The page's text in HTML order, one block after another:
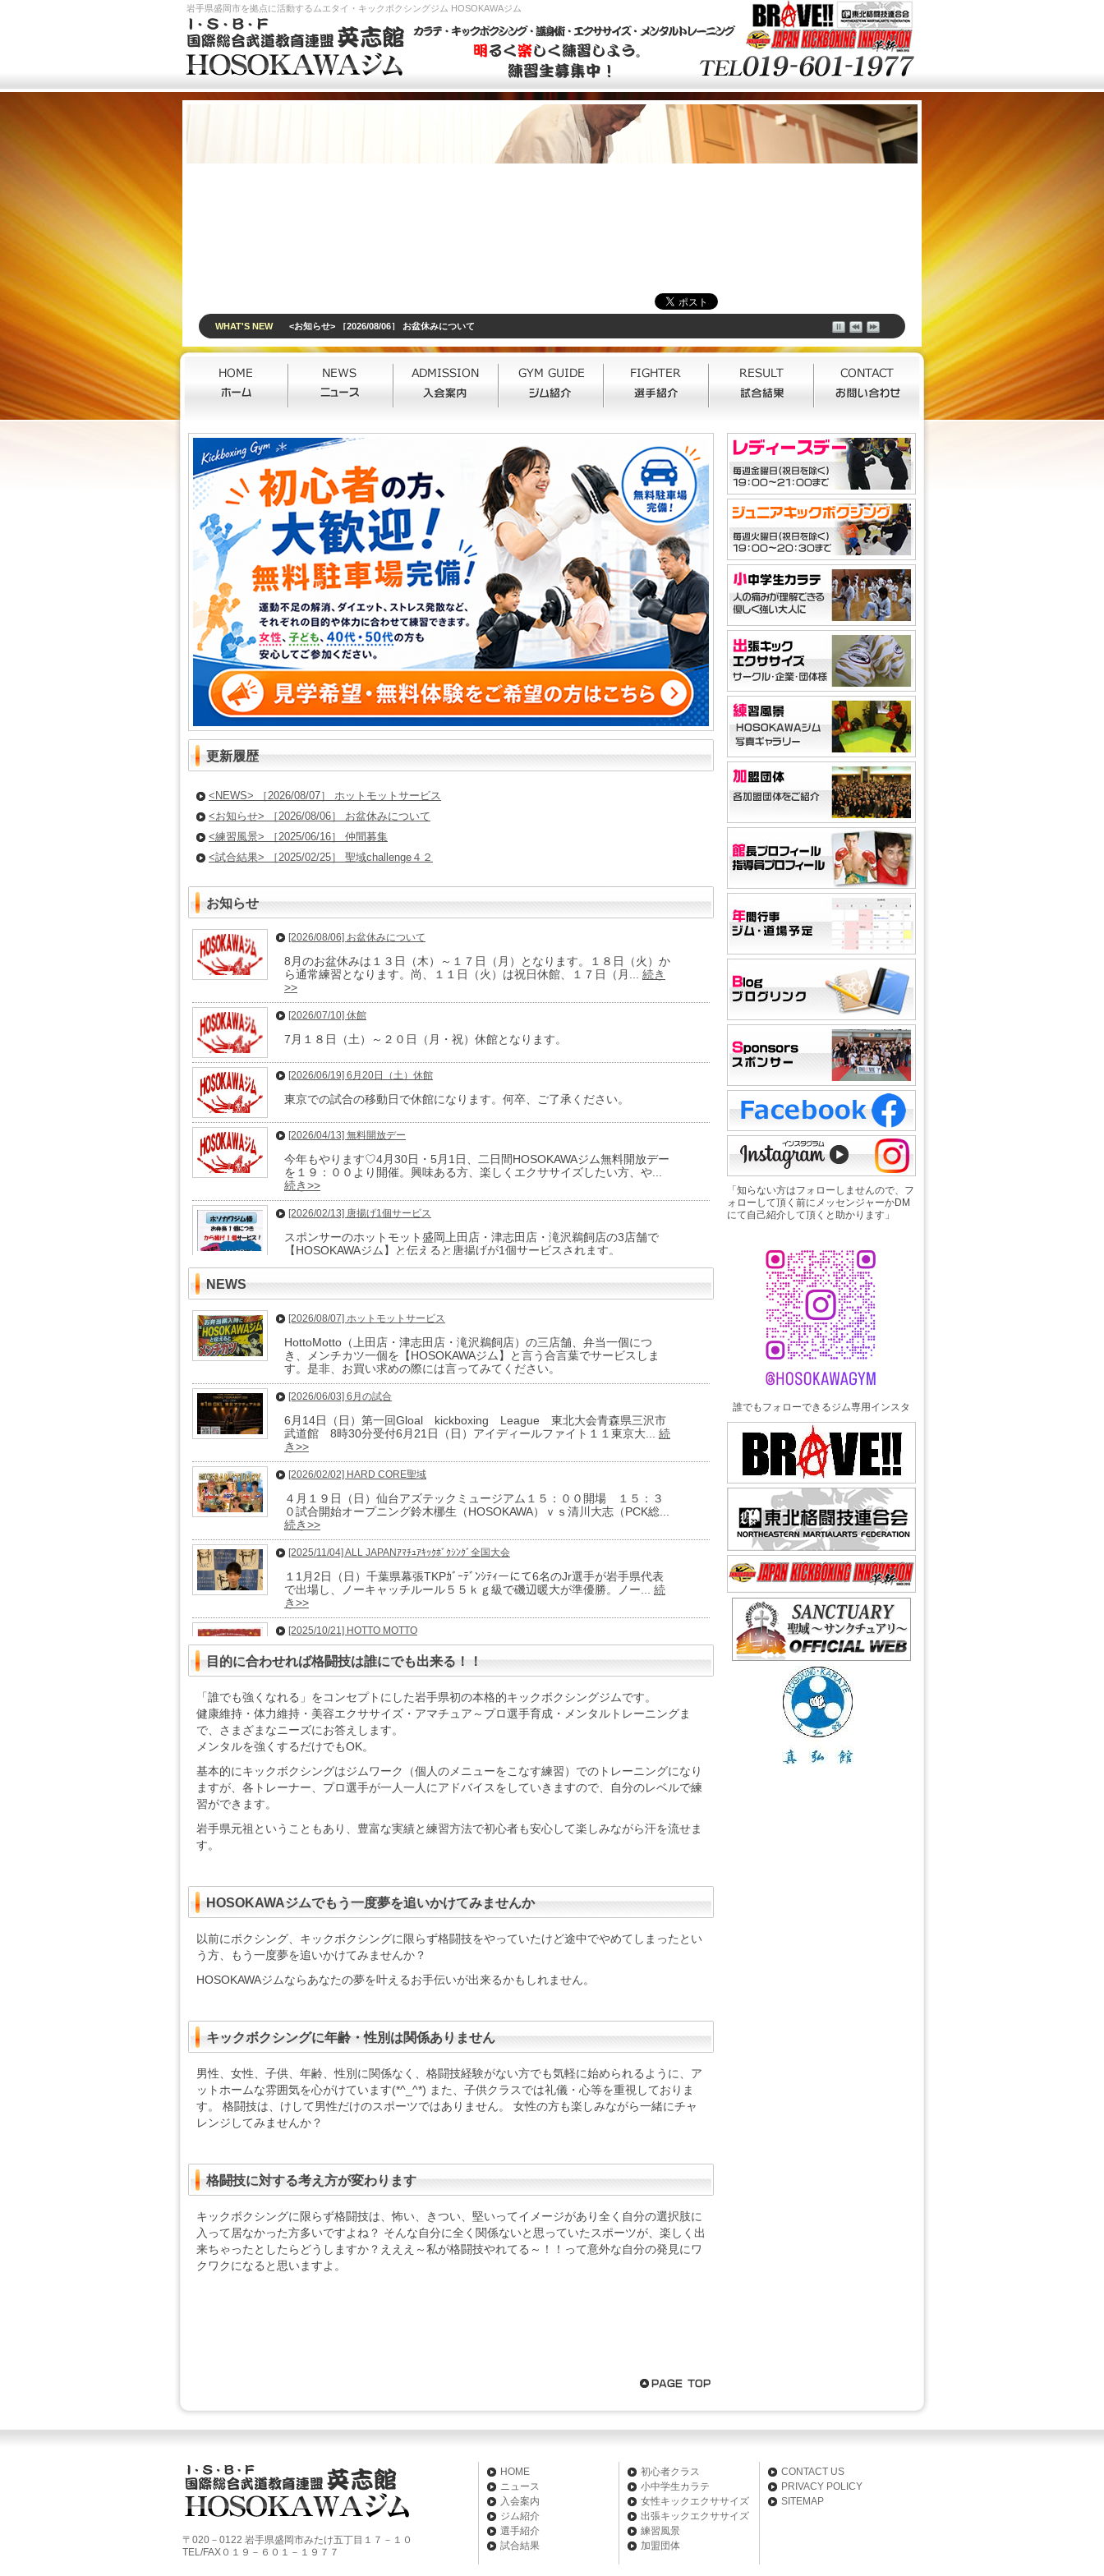
岩手県盛岡市を拠点に活動するムエタイ・キックボクシングジム HOSOKAWAジム
WHAT'S NEW <お知らせ> ［2026/08/06］ お盆休みについて
「知らない方はフォローしませんので、フ
ォローして頂く前にメッセンジャーかDM
にて自己紹介して頂くと助かります」
誰でもフォローできるジム専用インスタ
更新履歴
<NEWS> ［2026/08/07］ ホットモットサービス
<お知らせ> ［2026/08/06］ お盆休みについて
<練習風景> ［2025/06/16］ 仲間募集
<試合結果> ［2025/02/25］ 聖域challenge４２
お知らせ
[2026/08/06] お盆休みについて
8月のお盆休みは１３日（木）～１７日（月）となります。１８日（火）か
ら通常練習となります。尚、１１日（火）は祝日休館、１７日（月... 続き
>>
[2026/07/10] 休館
7月１８日（土）～２０日（月・祝）休館となります。
[2026/06/19] 6月20日（土）休館
東京での試合の移動日で休館になります。何卒、ご了承ください。
[2026/04/13] 無料開放デー
今年もやります♡4月30日・5月1日、二日間HOSOKAWAジム無料開放デー
を１９：００より開催。興味ある方、楽しくエクササイズしたい方、や...
続き>>
[2026/02/13] 唐揚げ1個サービス
スポンサーのホットモット盛岡上田店・津志田店・滝沢鵜飼店の3店舗で
【HOSOKAWAジム】と伝えると唐揚げが1個サービスされます。
２０２６年も2月に入りました。3月３１日で２０２５年度の保険が切れま
す。保険の更新を開始致します。会員様は3月15日までに2026年の保...
[2026/01/24] ジム専用インスタ
くお願い致します。
[2026/01/09] 遅ればせながら、あけましておめでとうございます。
去年は選手陣が皆チャンピオンになることが出来ました。今年も強く楽し
年末年始のご挨拶は年賀状ではなく、SNSでのご挨拶となりますので、何
卒ご了承ください。
[2025/12/11] 年末年始のお知らせ
皆様、いつもジムを盛り上げてくれて、ありがとうございます。２０２５
年１２月２７日（土）～２０２６年１月５日（月）まで休館。２０...
続き
>>
[2025/10/09] knockout常葉アリーナ参戦
１０月２６日（日）福島県常葉アリーナにて、当ジム所属の【川口遵汰】
がknockout興行に参戦致します。応援の程、宜しくお願い致します。
[2025/07/31] BBQのお知らせ
８月３日（日）午後１２時半よりジム駐車場にてBBQを行います。一人
１．０００円の会費になります。ご都合いい方は是非いらしてください。
8月１２日（火） 時間変更営業 １９：００～２１：００8月１３日
（水）お盆休みで休館8月１４日（木）時間変更営業 １９：００～...
[2025/04/23] 大型連休について
[2025/01/29] スポンサー御礼＆新スポンサー募集
川口遵汰が全国2冠を達成し、磯辺暖大も全国を獲ることができ、有...続
き>>
[2025/01/06] 謹賀新年２０２５
続き>>
２０２４年もあっという間に終わってしまいました。今年もジュニアでは
遵汰・暖大2名が日本王者になり活躍することが出来ました。一般で... 続
き>>
選手陣で来れる方は宜しくお願い致します。尚、年始めは２０２５...
>>
[2024/10/30] 11月の行事覧更新
１1月前半の土曜日、試合の予定が重なり3週休館となります。大変ご迷惑
をおかけしますが、何卒ご理解の程、宜しくお願いいたします。尚、出場
選手の応援も何卒よろしくお願い致します。
POPULAR様、ありがとうございます。
[2024/06/21] スポンサー様
（有）東北新栄エーエルシー様、ありがとうございます。
NEWS
[2026/08/07] ホットモットサービス
HottoMotto（上田店・津志田店・滝沢鵜飼店）の三店舗、弁当一個につ
き、メンチカツ一個を【HOSOKAWAジム】と言う合言葉でサービスしま
す。是非、お買い求めの際には言ってみてください。
[2026/06/03] 6月の試合
6月14日（日）第一回Gloal kickboxing League 東北大会青森県三沢市
武道館 8時30分受付6月21日（日）アイディールファイト１１東京大... 続
き>>
[2026/02/02] HARD CORE聖域
４月１９日（日）仙台アズテックミュージアム１５：００開場 １５：３
０試合開始オープニング鈴木梛生（HOSOKAWA）ｖｓ清川大志（PCK総...
続き>>
[2025/11/04] ALL JAPANｱﾏﾁｭｱｷｯｸﾎﾞｸｼﾝｸﾞ全国大会
１1月2日（日）千葉県幕張TKPｶﾞｰﾃﾞﾝｼﾃｨーにて6名のJr選手が岩手県代表
で出場し、ノーキャッチルール５５ｋｇ級で磯辺暖大が準優勝。ノー... 続
き>>
[2025/10/21] HOTTO MOTTO
この度、11月より合同会社ノーチラス様が当ジムのスポンサーとなりまし
た。それに伴い、貴社様が運営しております【Hotto Motto】（盛岡...
>>
目的に合わせれば格闘技は誰にでも出来る！！
「誰でも強くなれる」をコンセプトにした岩手県初の本格的キックボクシングジムです。
健康維持・体力維持・美容エクササイズ・アマチュア～プロ選手育成・メンタルトレーニングま
で、さまざまなニーズにお答えします。
メンタルを強くするだけでもOK。
基本的にキックボクシングはジムワーク（個人のメニューをこなす練習）でのトレーニングになり
ますが、各トレーナー、プロ選手が一人一人にアドバイスをしていきますので、自分のレベルで練
習ができます。
岩手県元祖ということもあり、豊富な実績と練習方法で初心者も安心して楽しみながら汗を流せま
す。
HOSOKAWAジムでもう一度夢を追いかけてみませんか
以前にボクシング、キックボクシングに限らず格闘技をやっていたけど途中でやめてしまったとい
う方、もう一度夢を追いかけてみませんか？
HOSOKAWAジムならあなたの夢を叶えるお手伝いが出来るかもしれません。
キックボクシングに年齢・性別は関係ありません
男性、女性、子供、年齢、性別に関係なく、格闘技経験がない方でも気軽に始められるように、ア
ットホームな雰囲気を心がけています(*^_^*) また、子供クラスでは礼儀・心等を重視しておりま
す。 格闘技は、けして男性だけのスポーツではありません。 女性の方も楽しみながら一緒にチャ
レンジしてみませんか？
格闘技に対する考え方が変わります
キックボクシングに限らず格闘技は、怖い、きつい、堅いってイメージがあり全く自分の選択肢に
入って居なかった方多いですよね？ そんな自分に全く関係ないと思っていたスポーツが、楽しく出
来ちゃったとしたらどうしますか？えええ～私が格闘技やれてる～！！って意外な自分の発見にワ
クワクになると思いますよ。
〒020－0122 岩手県盛岡市みたけ五丁目１７－１０
TEL/FAX０１９－６０１－１９７７
HOME
ニュース
入会案内
ジム紹介
選手紹介
試合結果
初心者クラス
小中学生カラテ
女性キックエクササイズ
出張キックエクササイズ
練習風景
加盟団体
CONTACT US
PRIVACY POLICY
SITEMAP